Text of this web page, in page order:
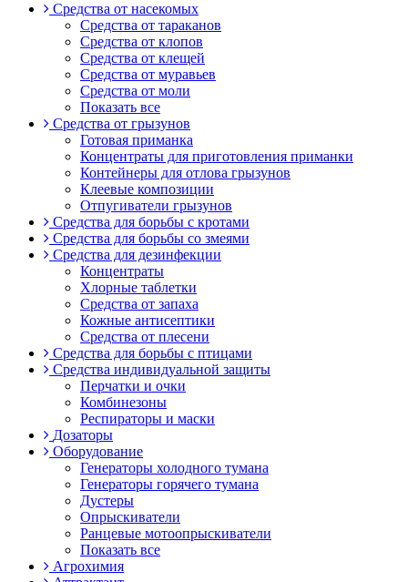
Средства от насекомых
Средства от тараканов
Средства от клопов
Средства от клещей
Средства от муравьев
Средства от моли
Показать все
Средства от грызунов
Готовая приманка
Концентраты для приготовления приманки
Контейнеры для отлова грызунов
Клеевые композиции
Отпугиватели грызунов
Средства для борьбы с кротами
Средства для борьбы со змеями
Средства для дезинфекции
Концентраты
Хлорные таблетки
Средства от запаха
Кожные антисептики
Средства от плесени
Средства для борьбы с птицами
Средства индивидуальной защиты
Перчатки и очки
Комбинезоны
Респираторы и маски
Дозаторы
Оборудование
Генераторы холодного тумана
Генераторы горячего тумана
Дустеры
Опрыскиватели
Ранцевые мотоопрыскиватели
Показать все
Агрохимия